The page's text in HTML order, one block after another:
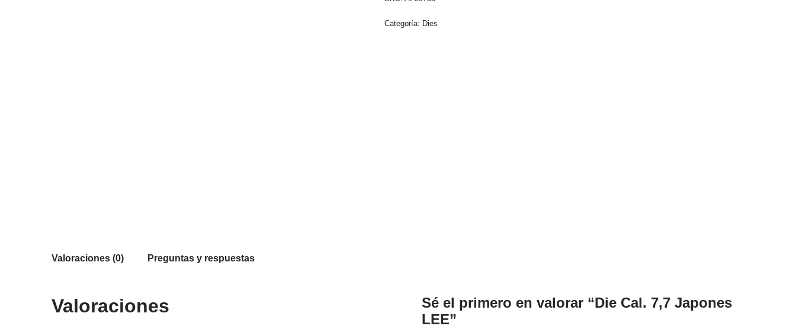
Categoría: Dies
Valoraciones (0) Preguntas y respuestas
Valoraciones
Sé el primero en valorar “Die Cal. 7,7 Japones
LEE”